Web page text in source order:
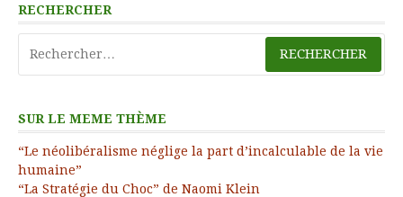
RECHERCHER
SUR LE MEME THÈME
“Le néolibéralisme néglige la part d’incalculable de la vie
humaine”
“La Stratégie du Choc” de Naomi Klein